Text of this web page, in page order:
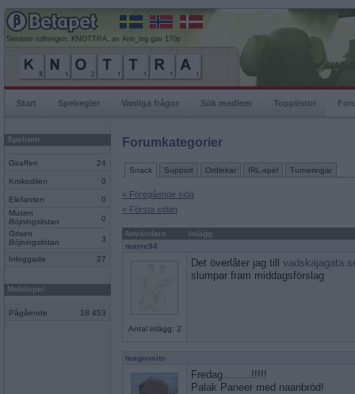
Senaste rullningen, KNOTTRA, av Ann_ing gav 170p
Start Spelregler Vanliga frågor Sök medlem Topplistor
Spelrum
Giraffen 24
Krokodilen 0
Elefanten
0
Musen
Böjningslistan
0
Grisen
Böjningslistan
3
Inloggade 27
Mobilspel
Pågående 18 453
Forumkategorier
Snack Support Ordlekar IRL-spel Turneringar
« Föregående sida
« Första sidan
Användare
Inlägg
marre94
Antal inlägg: 2
Det överlåter jag till
slumpar fram middagsförslag
magnusito
Fredag.........!!!!!
Palak Paneer med naanbröd!